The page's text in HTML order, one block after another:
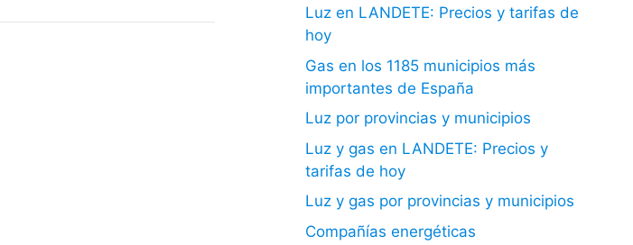
Luz en LANDETE: Precios y tarifas de
hoy
Gas en los 1185 municipios más
importantes de España
Luz por provincias y municipios
Luz y gas en LANDETE: Precios y
tarifas de hoy
Luz y gas por provincias y municipios
Compañías energéticas